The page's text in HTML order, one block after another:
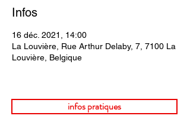
Infos
16 déc. 2021, 14:00
La Louvière, Rue Arthur Delaby, 7, 7100 La
Louvière, Belgique
infos pratiques